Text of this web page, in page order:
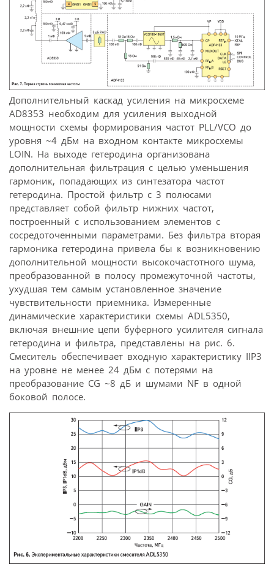
Дополнительный каскад усиления на микросхеме
AD8353 необходим для усиления выходной
мощности схемы формирования частот PLL/VCO до
уровня ~4 дБм на входном контакте микросхемы
LOIN. На выходе гетеродина организована
дополнительная фильтрация с целью уменьшения
гармоник, попадающих из синтезатора частот
гетеродина. Простой фильтр с 3 полюсами
представляет собой фильтр нижних частот,
построенный с использованием элементов с
сосредоточенными параметрами. Без фильтра вторая
гармоника гетеродина привела бы к возникновению
дополнительной мощности высокочастотного шума,
преобразованной в полосу промежуточной частоты,
ухудшая тем самым установленное значение
чувствительности приемника. Измеренные
динамические характеристики схемы ADL5350,
включая внешние цепи буферного усилителя сигнала
гетеродина и фильтра, представлены на рис. 6.
Смеситель обеспечивает входную характеристику IIP3
на уровне не менее 24 дБм с потерями на
преобразование CG ~8 дБ и шумами NF в одной
боковой полосе.